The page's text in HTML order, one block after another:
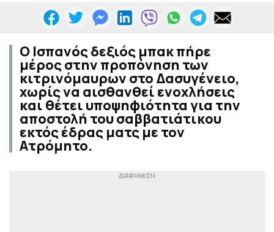
Ο Ισπανός δεξιός μπακ πήρε
μέρος στην προπόνηση των
κιτρινόμαυρων στο Δασυγένειο,
χωρίς να αισθανθεί ενοχλήσεις
και θέτει υποψηφιότητα για την
αποστολή του σαββατιάτικου
εκτός έδρας ματς με τον
Ατρόμητο.